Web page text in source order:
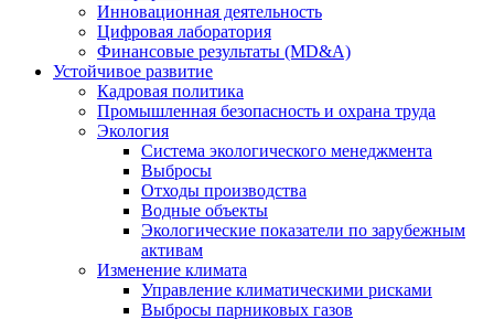
Инновационная деятельность
Цифровая лаборатория
Финансовые результаты (MD&A)
Устойчивое развитие
Кадровая политика
Промышленная безопасность и охрана труда
Экология
Система экологического менеджмента
Выбросы
Отходы производства
Водные объекты
Экологические показатели по зарубежным
активам
Изменение климата
Управление климатическими рисками
Выбросы парниковых газов